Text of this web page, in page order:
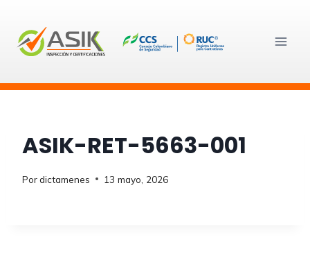
contenido
ASIK-RET-5663-001
Pordictamenes 13 mayo, 2026